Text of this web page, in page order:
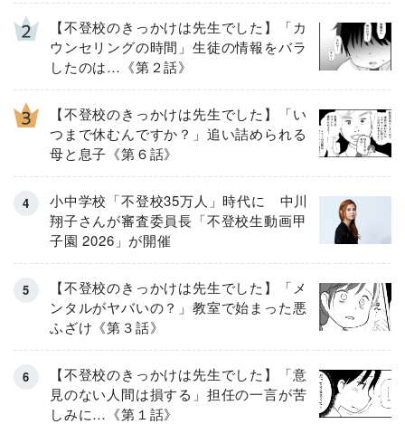
【不登校のきっかけは先生でした】「カ
ウンセリングの時間」生徒の情報をバラ
したのは…《第２話》
【不登校のきっかけは先生でした】「い
つまで休むんですか？」追い詰められる
母と息子《第６話》
小中学校「不登校35万人」時代に 中川
翔子さんが審査委員長「不登校生動画甲
子園 2026」が開催
【不登校のきっかけは先生でした】「メ
ンタルがヤバいの？」教室で始まった悪
ふざけ《第３話》
【不登校のきっかけは先生でした】「意
見のない人間は損する」担任の一言が苦
しみに…《第１話》